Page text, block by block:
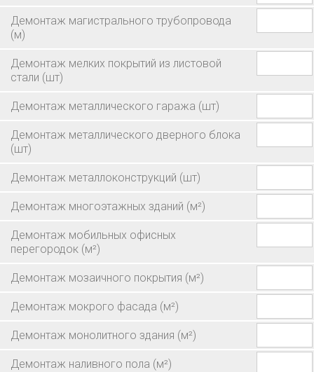
Демонтаж магистрального трубопровода
(м)
Демонтаж мелких покрытий из листовой
стали (шт)
Демонтаж металлического гаража (шт)
Демонтаж металлического дверного блока
(шт)
Демонтаж металлоконструкций (шт)
Демонтаж многоэтажных зданий (м²)
Демонтаж мобильных офисных
перегородок (м²)
Демонтаж мозаичного покрытия (м²)
Демонтаж мокрого фасада (м²)
Демонтаж монолитного здания (м²)
Демонтаж наливного пола (м²)